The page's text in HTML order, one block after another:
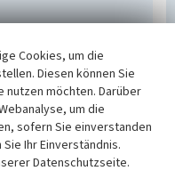
Cookies, um die
Diesen können Sie
nutzen möchten. Darüber
um die
sofern Sie einverstanden
Ihr Einverständnis.
Datenschutzseite.